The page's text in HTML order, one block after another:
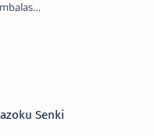
bela diri
oleh anak
Senki